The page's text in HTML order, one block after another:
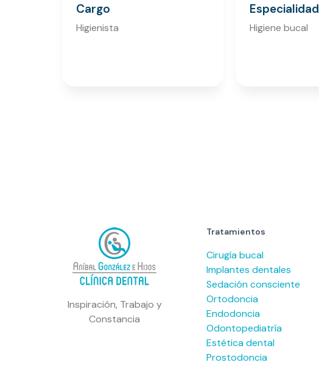
Cargo
Higienista
Especialidad
Higiene bucal
Inspiración, Trabajo y
Constancia
Tratamientos
Cirugía bucal
Implantes dentales
Sedación consciente
Ortodoncia
Endodoncia
Odontopediatría
Estética dental
Prostodoncia